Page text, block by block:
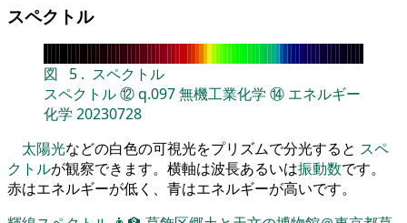
スペクトル
図 5 . スペクトル
スペクトル⑫q.097無機工業化学 ⑭ エネルギー
化学 20230728
太陽光などの白色の可視光をプリズムで分光すると スペ
クトルが観察できます。横軸は波長あるいは振動数です。
赤はエネルギーが低く、青はエネルギーが高いです。